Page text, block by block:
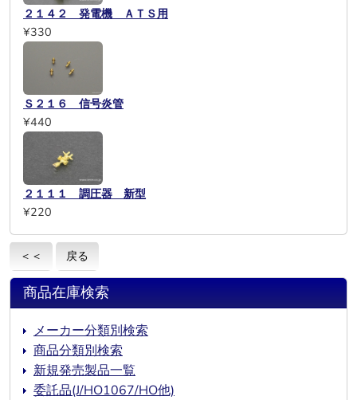
２１４２ 発電機 ＡＴＳ用
¥330
Ｓ２１６ 信号炎管
¥440
２１１１ 調圧器 新型
¥220
＜＜ 戻る
商品在庫検索
メーカー分類別検索
商品分類別検索
新規発売製品一覧
委託品(J/HO1067/HO他)